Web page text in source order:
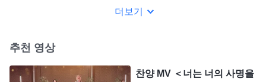
더보기
추천 영상
찬양 MV ＜너는 너의 사명을